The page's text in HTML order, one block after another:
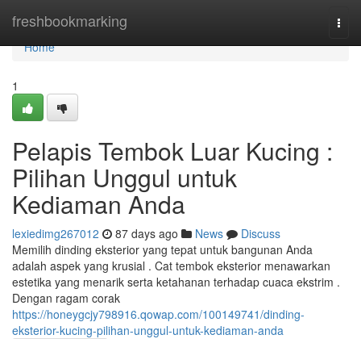
freshbookmarking
Home
Home
1
Pelapis Tembok Luar Kucing :
Pilihan Unggul untuk
Kediaman Anda
lexiedimg267012 87 days ago News
Discuss
Memilih dinding eksterior yang tepat untuk bangunan Anda
adalah aspek yang krusial . Cat tembok eksterior menawarkan
estetika yang menarik serta ketahanan terhadap cuaca ekstrim .
Dengan ragam corak
https://honeygcjy798916.qowap.com/100149741/dinding-
eksterior-kucing-pilihan-unggul-untuk-kediaman-anda